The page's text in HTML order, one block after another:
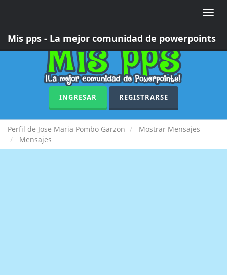
Toggle
Mis pps - La mejor comunidad de powerpoints
INGRESAR REGISTRARSE
Perfil de Jose Maria Pombo Garzon
Mostrar Mensajes
Mensajes